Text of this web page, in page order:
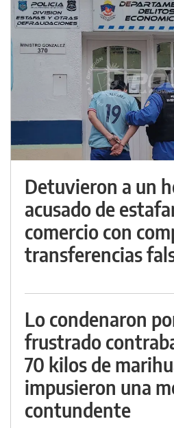
Detuvieron a un
acusado de
comercio con
transferencias
Lo condenaron
frustrado
70 kilos de
impusieron una
contundente